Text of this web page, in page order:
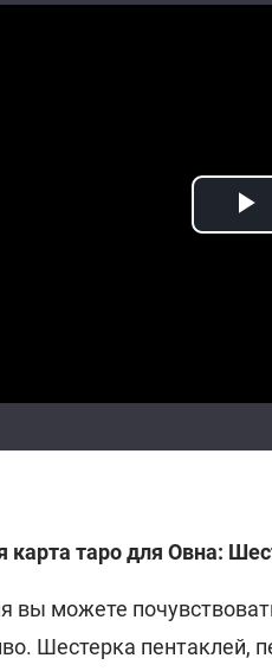
карта таро для Овна:
вы можете
Шестерка пентаклей,